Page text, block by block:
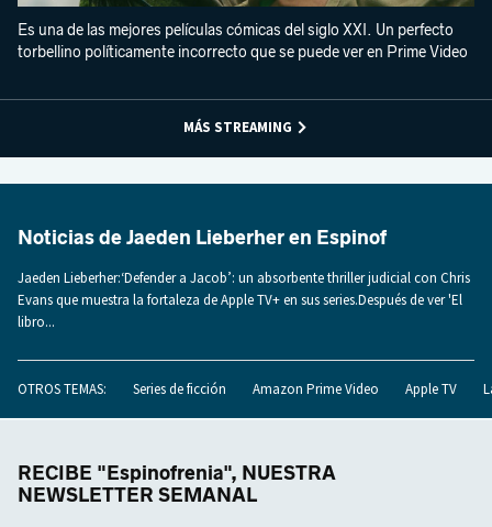
Es una de las mejores películas cómicas del siglo XXI. Un perfecto
torbellino políticamente incorrecto que se puede ver en Prime Video
MÁS STREAMING
Noticias de Jaeden Lieberher en Espinof
Jaeden Lieberher:‘Defender a Jacob’: un absorbente thriller judicial con Chris
Evans que muestra la fortaleza de Apple TV+ en sus series.Después de ver 'El
libro...
OTROS TEMAS: Series de ficción Amazon Prime Video Apple TV
RECIBE "Espinofrenia", NUESTRA
NEWSLETTER SEMANAL